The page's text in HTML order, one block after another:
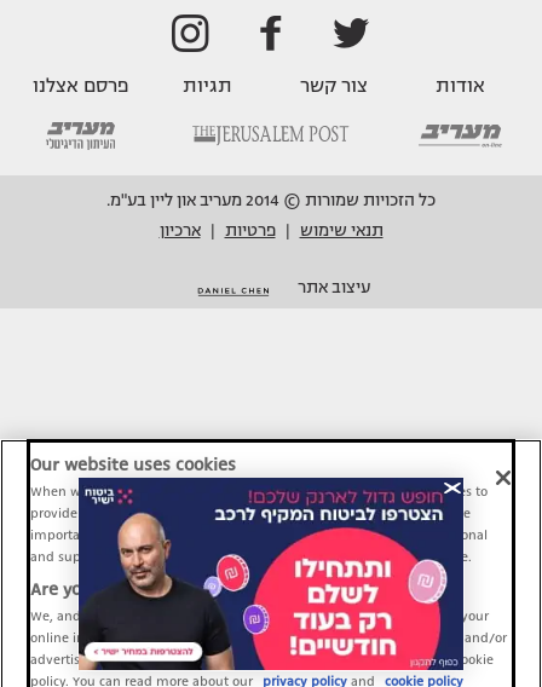
אודות צור קשר תגיות פרסם אצלנו
כל הזכויות שמורות © 2014 מעריב און ליין בע"מ.
תנאי שימוש
פרטיות ארכיון
עיצוב אתר
Our website uses cookies
When we provide Maariv, TMI and Sport1 content online, we use cookies to
provide social media features and to analyze our traffic. These tools are
important and necessary for our website functionality. Others are optional
and support Maariv, TMI and Sport1 activity and your online experience.
Are you happy to accept cookies?
We, and our partners, use information about your use of our site and your
online interactions to improve our services and to personalize content and/or
advertising for you. You can read more about our privacy policy and cookie
policy. You can read more about our
privacy policy and cookie policy